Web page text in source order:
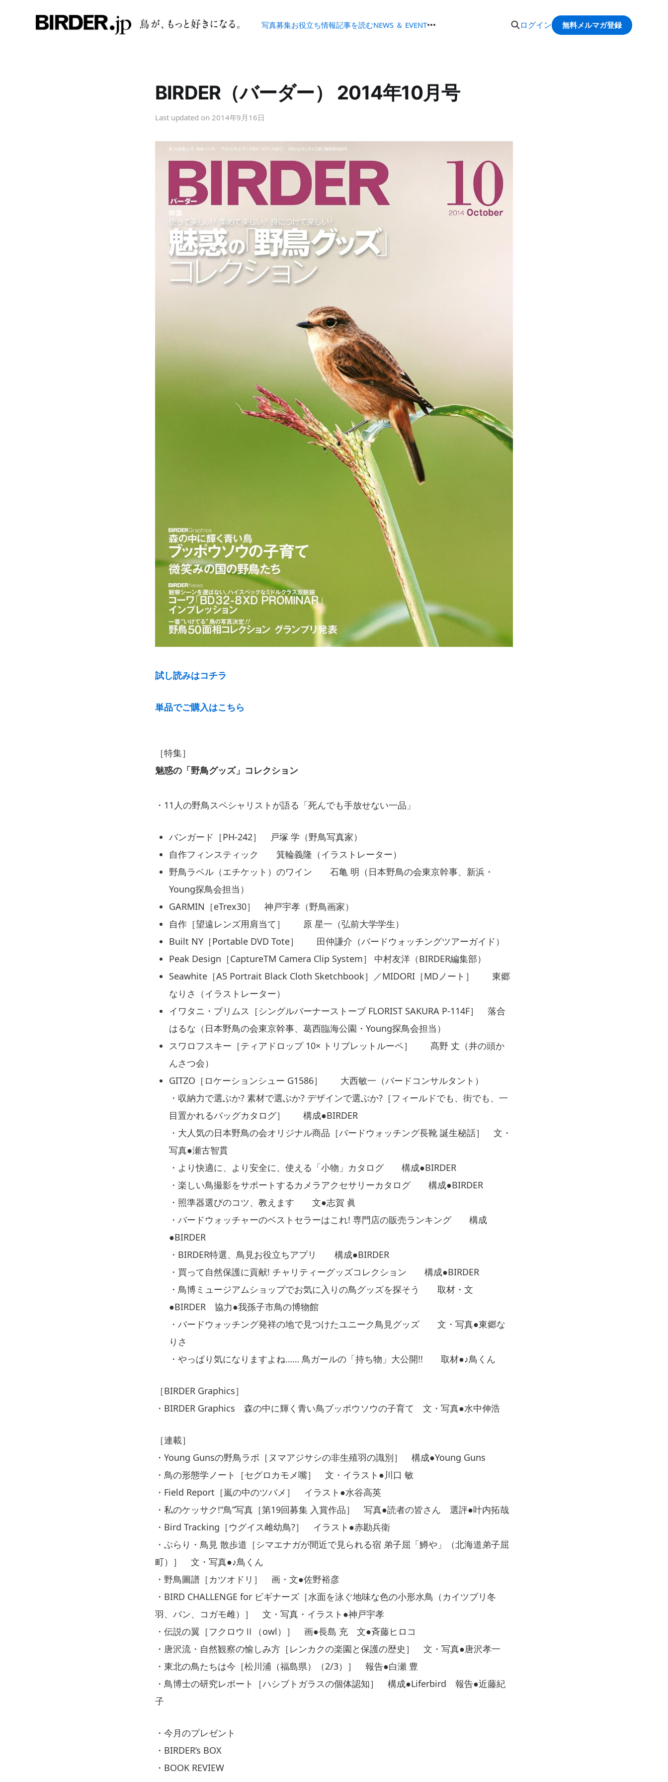
写真募集お役立ち情報記事を読むNEWS ＆ EVENT ログイン 無料メルマガ登録
BIRDER（バーダー） 2014年10月号
Last updated on 2014年9月16日
試し読みはコチラ
単品でご購入はこちら
［特集］
魅惑の「野鳥グッズ」コレクション
・11人の野鳥スペシャリストが語る「死んでも手放せない一品」
バンガード［PH-242］ 戸塚 学（野鳥写真家）
自作フィンスティック 箕輪義隆（イラストレーター）
野鳥ラベル（エチケット）のワイン 石亀 明（日本野鳥の会東京幹事、新浜・
Young探鳥会担当）
GARMIN［eTrex30］ 神戸宇孝（野鳥画家）
自作［望遠レンズ用肩当て］ 原 星一（弘前大学学生）
Built NY［Portable DVD Tote］ 田仲謙介（バードウォッチングツアーガイド）
Peak Design［CaptureTM Camera Clip System］ 中村友洋（BIRDER編集部）
Seawhite［A5 Portrait Black Cloth Sketchbook］／MIDORI［MDノート］ 東郷
なりさ（イラストレーター）
イワタニ・プリムス［シングルバーナーストーブ FLORIST SAKURA P-114F］ 落合
はるな（日本野鳥の会東京幹事、葛西臨海公園・Young探鳥会担当）
スワロフスキー［ティアドロップ 10× トリプレットルーペ］ 髙野 丈（井の頭か
んさつ会）
GITZO［ロケーションシュー G1586］ 大西敏一（バードコンサルタント）
・収納力で選ぶか? 素材で選ぶか? デザインで選ぶか?［フィールドでも、街でも、一
目置かれるバッグカタログ］ 構成●BIRDER
・大人気の日本野鳥の会オリジナル商品［バードウォッチング長靴 誕生秘話］ 文・
写真●瀬古智貫
・より快適に、より安全に、使える「小物」カタログ 構成●BIRDER
・楽しい鳥撮影をサポートするカメラアクセサリーカタログ 構成●BIRDER
・照準器選びのコツ、教えます 文●志賀 眞
・バードウォッチャーのベストセラーはこれ! 専門店の販売ランキング 構成
●BIRDER
・BIRDER特選、鳥見お役立ちアプリ 構成●BIRDER
・買って自然保護に貢献! チャリティーグッズコレクション 構成●BIRDER
・鳥博ミュージアムショップでお気に入りの鳥グッズを探そう 取材・文
●BIRDER 協力●我孫子市鳥の博物館
・バードウォッチング発祥の地で見つけたユニーク鳥見グッズ 文・写真●東郷な
りさ
・やっぱり気になりますよね…… 鳥ガールの「持ち物」大公開!! 取材●♪鳥くん
［BIRDER Graphics］
・BIRDER Graphics 森の中に輝く青い鳥ブッポウソウの子育て 文・写真●水中伸浩
［連載］
・Young Gunsの野鳥ラボ［ヌマアジサシの非生殖羽の識別］ 構成●Young Guns
・鳥の形態学ノート［セグロカモメ嘴］ 文・イラスト●川口 敏
・Field Report［嵐の中のツバメ］ イラスト●水谷高英
・私のケッサク!“鳥”写真［第19回募集 入賞作品］ 写真●読者の皆さん 選評●叶内拓哉
・Bird Tracking［ウグイス雌幼鳥?］ イラスト●赤勘兵衛
・ぶらり・鳥見 散歩道［シマエナガが間近で見られる宿 弟子屈「鱒や」（北海道弟子屈
町）］ 文・写真●♪鳥くん
・野鳥圖譜［カツオドリ］ 画・文●佐野裕彦
・BIRD CHALLENGE for ビギナーズ［水面を泳ぐ地味な色の小形水鳥（カイツブリ冬
羽、バン、コガモ雌）］ 文・写真・イラスト●神戸宇孝
・伝説の翼［フクロウⅡ（owl）］ 画●長島 充 文●斉藤ヒロコ
・唐沢流・自然観察の愉しみ方［レンカクの楽園と保護の歴史］ 文・写真●唐沢孝一
・東北の鳥たちは今［松川浦（福島県）（2/3）］ 報告●白瀬 豊
・鳥博士の研究レポート［ハシブトガラスの個体認知］ 構成●Liferbird 報告●近藤紀
子
・今月のプレゼント
・BIRDER’s BOX
・BOOK REVIEW